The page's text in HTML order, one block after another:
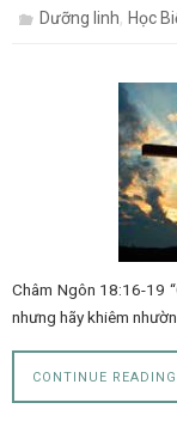
Dưỡng linh,Học
Châm Ngôn 18:16-19
nhưng hãy khiêm
CONTINUE READING